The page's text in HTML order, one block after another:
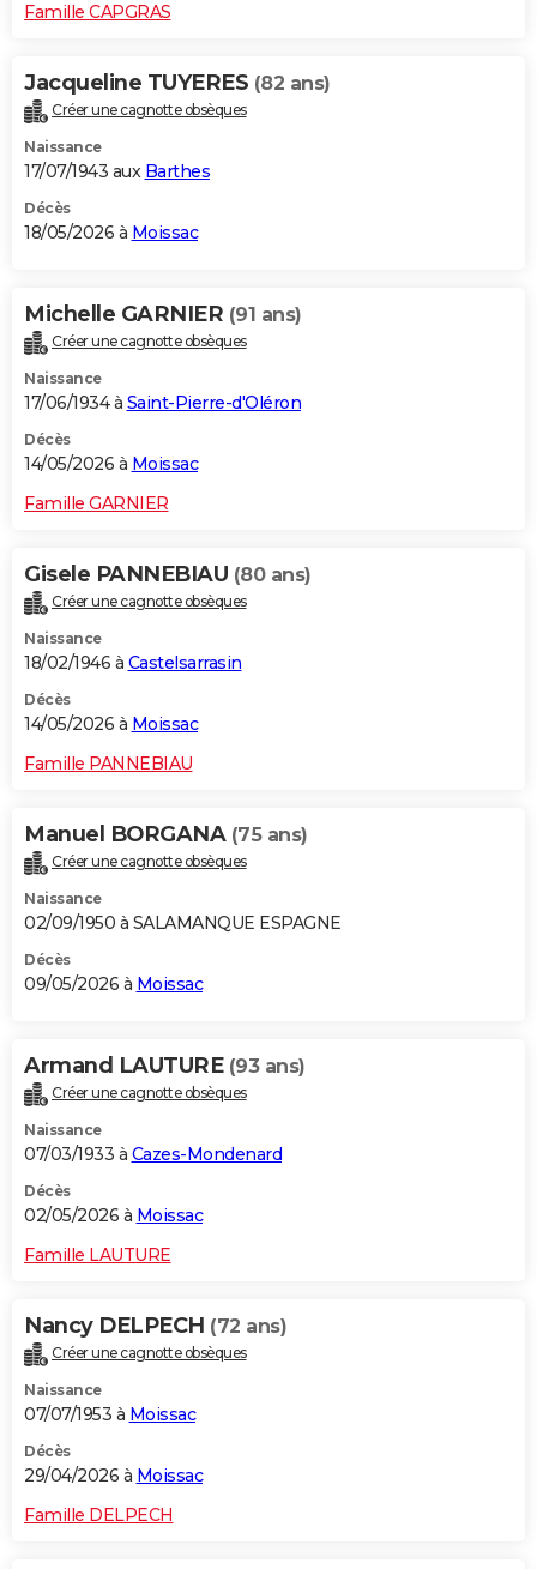
Famille CAPGRAS
Jacqueline TUYERES (82 ans)
Créer une cagnotte obsèques
Naissance
17/07/1943 aux Barthes
Décès
18/05/2026 à Moissac
Michelle GARNIER (91 ans)
Créer une cagnotte obsèques
Naissance
17/06/1934 à Saint-Pierre-d'Oléron
Décès
14/05/2026 à Moissac
Famille GARNIER
Gisele PANNEBIAU (80 ans)
Créer une cagnotte obsèques
Naissance
18/02/1946 à Castelsarrasin
Décès
14/05/2026 à Moissac
Famille PANNEBIAU
Manuel BORGANA (75 ans)
Créer une cagnotte obsèques
Naissance
02/09/1950 à SALAMANQUE ESPAGNE
Décès
09/05/2026 à Moissac
Armand LAUTURE (93 ans)
Créer une cagnotte obsèques
Naissance
07/03/1933 à Cazes-Mondenard
Décès
02/05/2026 à Moissac
Famille LAUTURE
Nancy DELPECH (72 ans)
Créer une cagnotte obsèques
Naissance
07/07/1953 à Moissac
Décès
29/04/2026 à Moissac
Famille DELPECH